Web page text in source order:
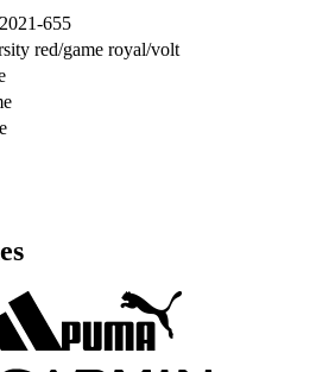
655
red/game royal/volt